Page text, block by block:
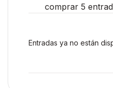
comprar 5
Entradas ya no están